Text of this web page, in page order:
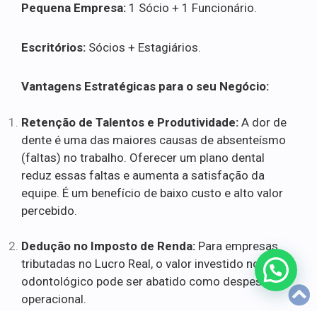
Pequena Empresa: 1 Sócio + 1 Funcionário.
Escritórios: Sócios + Estagiários.
Vantagens Estratégicas para o seu Negócio:
Retenção de Talentos e Produtividade: A dor de
dente é uma das maiores causas de absenteísmo
(faltas) no trabalho. Oferecer um plano dental
reduz essas faltas e aumenta a satisfação da
equipe. É um benefício de baixo custo e alto valor
percebido.
Dedução no Imposto de Renda: Para empresas
tributadas no Lucro Real, o valor investido no plano
odontológico pode ser abatido como despesa
operacional.